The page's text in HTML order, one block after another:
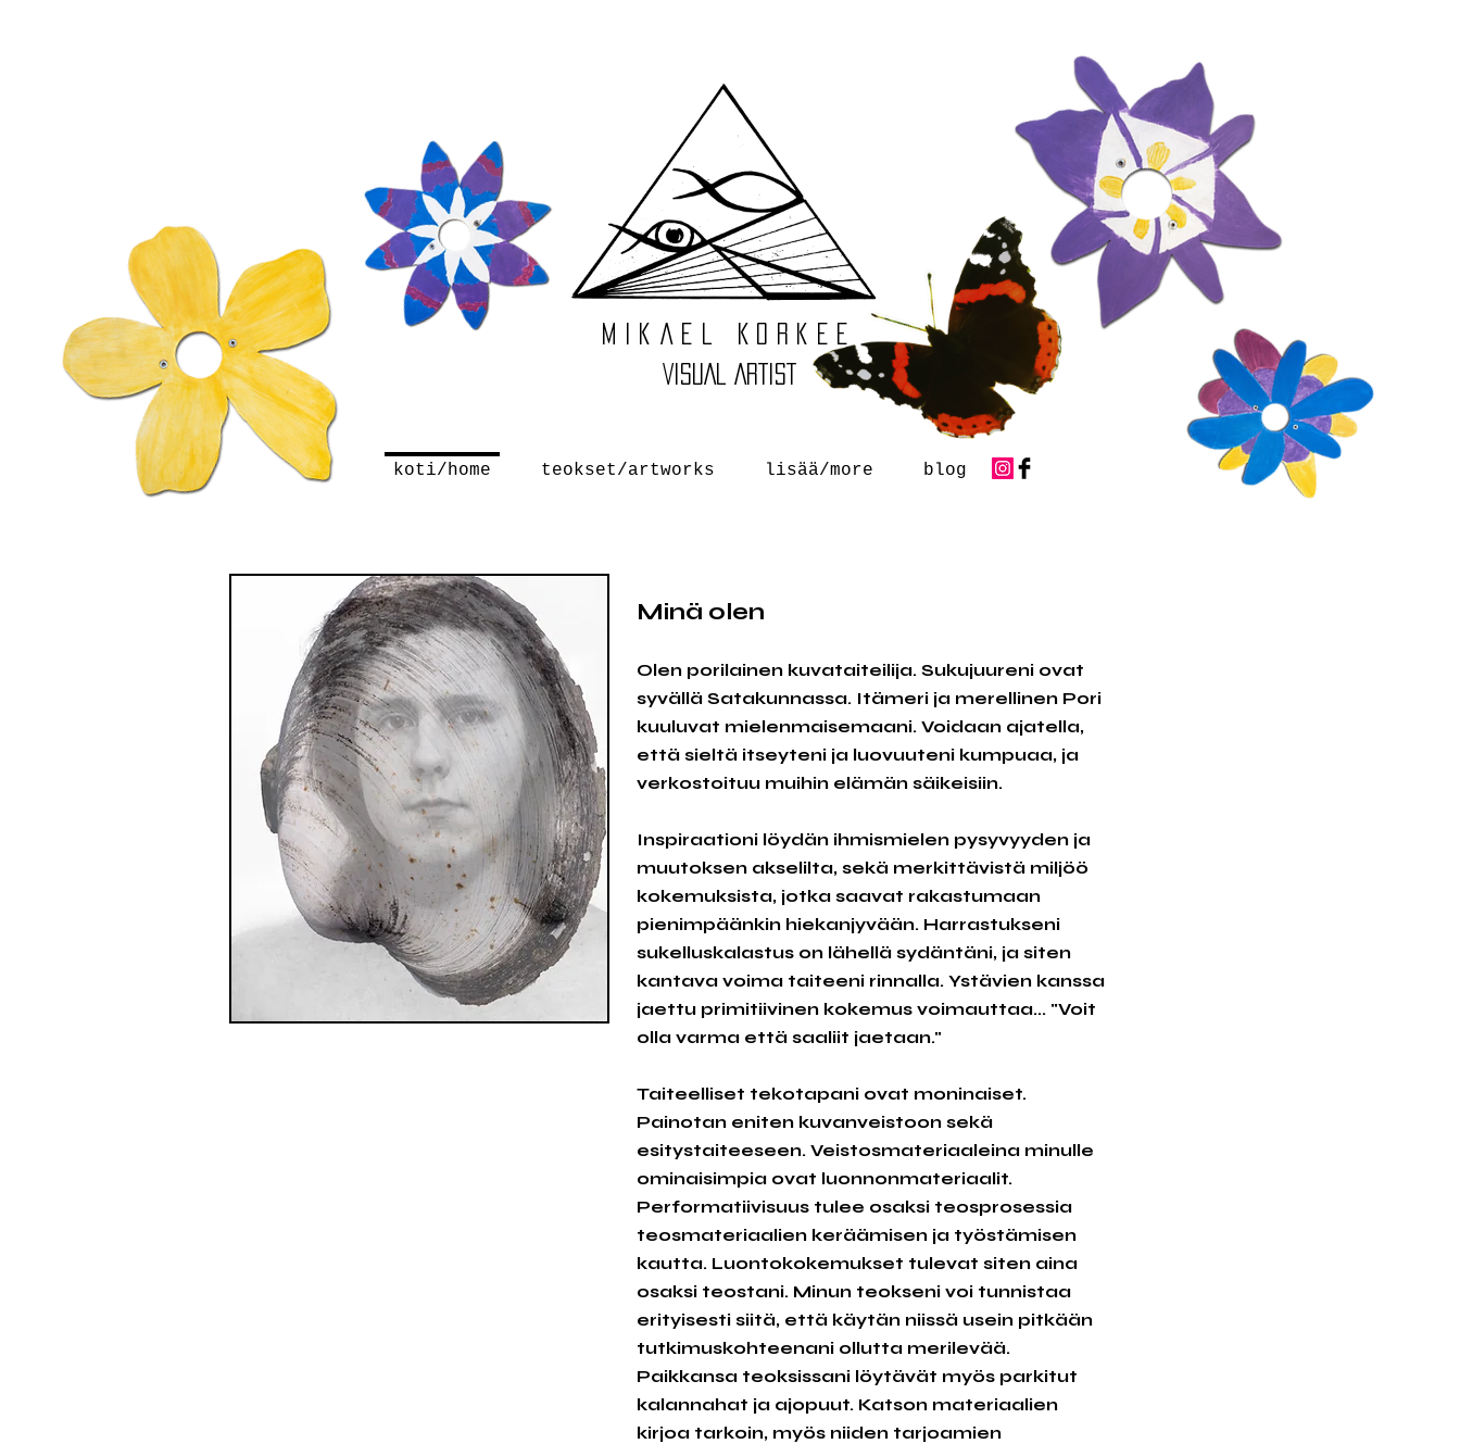
Mikael
Korkee
VISUAL ARTIST
koti/home teokset/artworks lisää/more blog
Minä olen
Olen porilainen kuvataiteilija. Sukujuureni ovat
syvällä Satakunnassa. Itämeri ja merellinen Pori
kuuluvat mielenmaisemaani. Voidaan ajatella,
että sieltä itseyteni ja luovuuteni kumpuaa, ja
verkostoituu muihin elämän säikeisiin.
Inspiraationi löydän ihmismielen pysyvyyden ja
muutoksen akselilta, sekä merkittävistä miljöö
kokemuksista, jotka saavat rakastumaan
pienimpäänkin hiekanjyvään. Harrastukseni
sukelluskalastus on lähellä sydäntäni, ja siten
kantava voima taiteeni rinnalla. Ystävien kanssa
jaettu primitiivinen kokemus voimauttaa... "Voit
olla varma että saaliit jaetaan."
Taiteelliset tekotapani ovat moninaiset.
Painotan eniten kuvanveistoon sekä
esitystaiteeseen. Veistosmateriaaleina minulle
ominaisimpia ovat luonnonmateriaalit.
Performatiivisuus tulee osaksi teosprosessia
teosmateriaalien keräämisen ja työstämisen
kautta. Luontokokemukset tulevat siten aina
osaksi teostani. Minun teokseni voi tunnistaa
erityisesti siitä, että käytän niissä usein pitkään
tutkimuskohteenani ollutta merilevää.
Paikkansa teoksissani löytävät myös parkitut
kalannahat ja ajopuut. Katson materiaalien
kirjoa tarkoin, myös niiden tarjoamien